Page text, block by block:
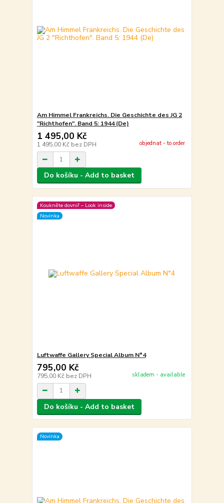
Am Himmel Frankreichs. Die Geschichte des JG 2
"Richthofen". Band 5: 1944 (De)
1 495,00 Kč
1 495,00 Kč bez DPH objednat - to order
Do košíku - Add to basket
Koukněte dovniř – Look inside
Novinka
Luftwaffe Gallery Special Album N°4
795,00 Kč
795,00 Kč bez DPH skladem - available
Do košíku - Add to basket
Novinka